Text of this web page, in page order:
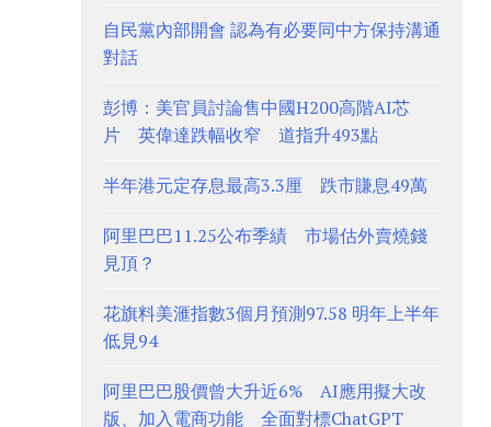
自民黨內部開會 認為有必要同中方保持溝通
對話
彭博：美官員討論售中國H200高階AI芯
片 英偉達跌幅收窄 道指升493點
半年港元定存息最高3.3厘 跌市賺息49萬
阿里巴巴11.25公布季績 市場估外賣燒錢
見頂？
花旗料美滙指數3個月預測97.58 明年上半年
低見94
阿里巴巴股價曾大升近6% AI應用擬大改
版、加入電商功能 全面對標ChatGPT